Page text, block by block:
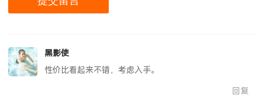
黑影使
性价比看起来不错，考虑入手。
回复